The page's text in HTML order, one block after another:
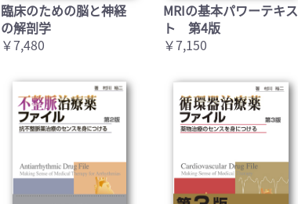
臨床のための脳と神経
の解剖学
￥7,480
MRIの基本パワーテキス
ト 第4版
￥7,150